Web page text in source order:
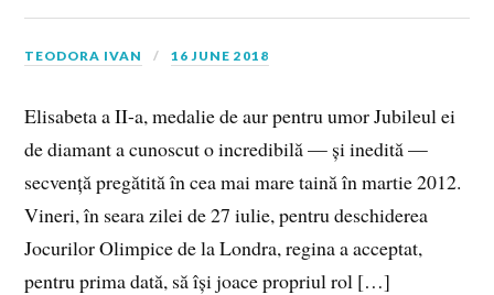
TEODORA IVAN 16 JUNE 2018
Elisabeta a II-a, medalie de aur pentru umor Jubileul ei
de diamant a cunoscut o incredibilă — și inedită —
secvență pregătită în cea mai mare taină în martie 2012.
Vineri, în seara zilei de 27 iulie, pentru deschiderea
Jocurilor Olimpice de la Londra, regina a acceptat,
pentru prima dată, să își joace propriul rol […]